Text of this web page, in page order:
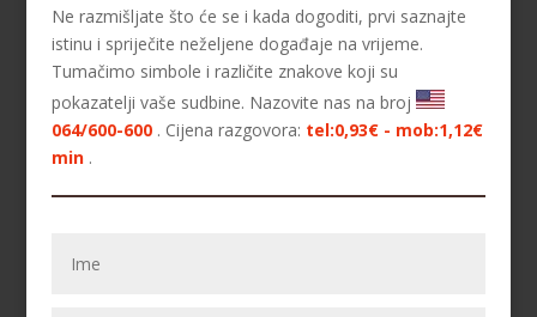
Ne razmišljate što će se i kada dogoditi, prvi saznajte
istinu i spriječite neželjene događaje na vrijeme.
Tumačimo simbole i različite znakove koji su
pokazatelji vaše sudbine. Nazovite nas na broj
064/600-600 . Cijena razgovora: tel:0,93€ - mob:1,12€
min .